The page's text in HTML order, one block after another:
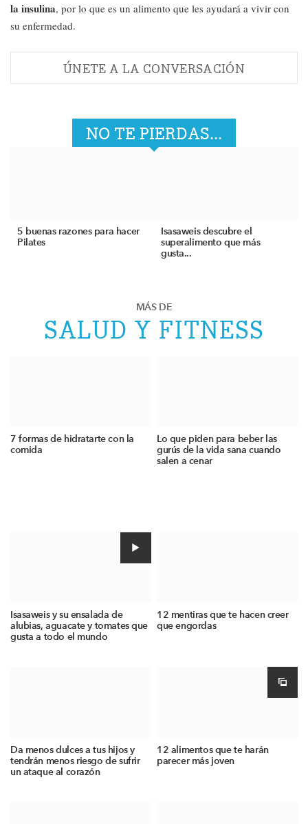
la insulina, por lo que es un alimento que les ayudará a vivir con
su enfermedad.
ÚNETE A LA CONVERSACIÓN
NO TE PIERDAS...
5 buenas razones para hacer
Pilates
Isasaweis descubre el
superalimento que más
gusta...
MÁS DE
SALUD Y FITNESS
7 formas de hidratarte con la
comida
Lo que piden para beber las
gurús de la vida sana cuando
salen a cenar
Isasaweis y su ensalada de
alubias, aguacate y tomates que
gusta a todo el mundo
12 mentiras que te hacen creer
que engordas
Da menos dulces a tus hijos y
tendrán menos riesgo de sufrir
un ataque al corazón
12 alimentos que te harán
parecer más joven